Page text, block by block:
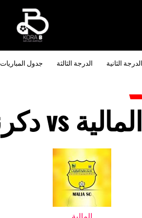
الدرجة الثانية الدرجة الثالثة جدول المباريات
المالية vs دكرنس